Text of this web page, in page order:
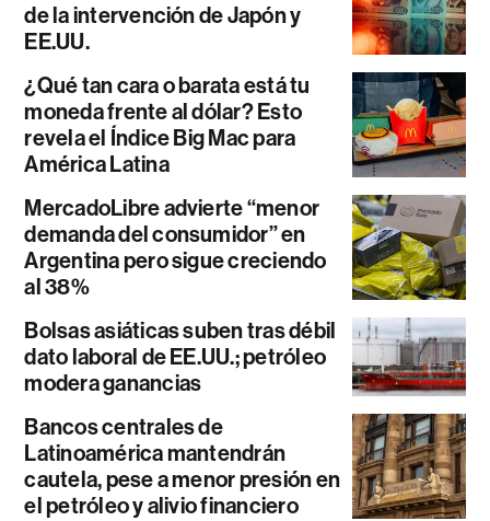
de la intervención de Japón y
EE.UU.
¿Qué tan cara o barata está tu
moneda frente al dólar? Esto
revela el Índice Big Mac para
América Latina
MercadoLibre advierte “menor
demanda del consumidor” en
Argentina pero sigue creciendo
al 38%
Bolsas asiáticas suben tras débil
dato laboral de EE.UU.; petróleo
modera ganancias
Bancos centrales de
Latinoamérica mantendrán
cautela, pese a menor presión en
el petróleo y alivio financiero